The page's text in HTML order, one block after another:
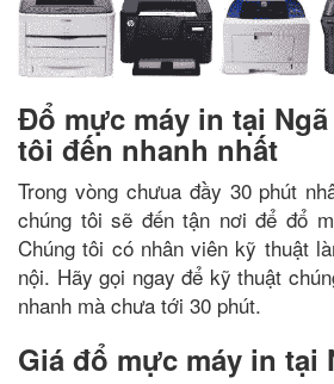
Đổ mực máy in tại
tôi đến nhanh nhất
Trong vòng chưua đầy 30 phút
chúng tôi sẽ đến tận nơi để đổ
Chúng tôi có nhân viên kỹ thuật
nội. Hãy gọi ngay để kỹ thuật
nhanh mà chưa tới 30 phút.
Giá đổ mực máy in tại